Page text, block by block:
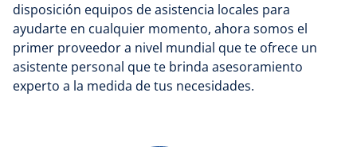
disposición equipos de asistencia locales para
ayudarte en cualquier momento, ahora somos el
primer proveedor a nivel mundial que te ofrece un
asistente personal que te brinda asesoramiento
experto a la medida de tus necesidades.